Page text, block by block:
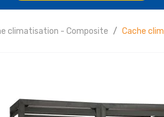
climatisation - Composite Cache